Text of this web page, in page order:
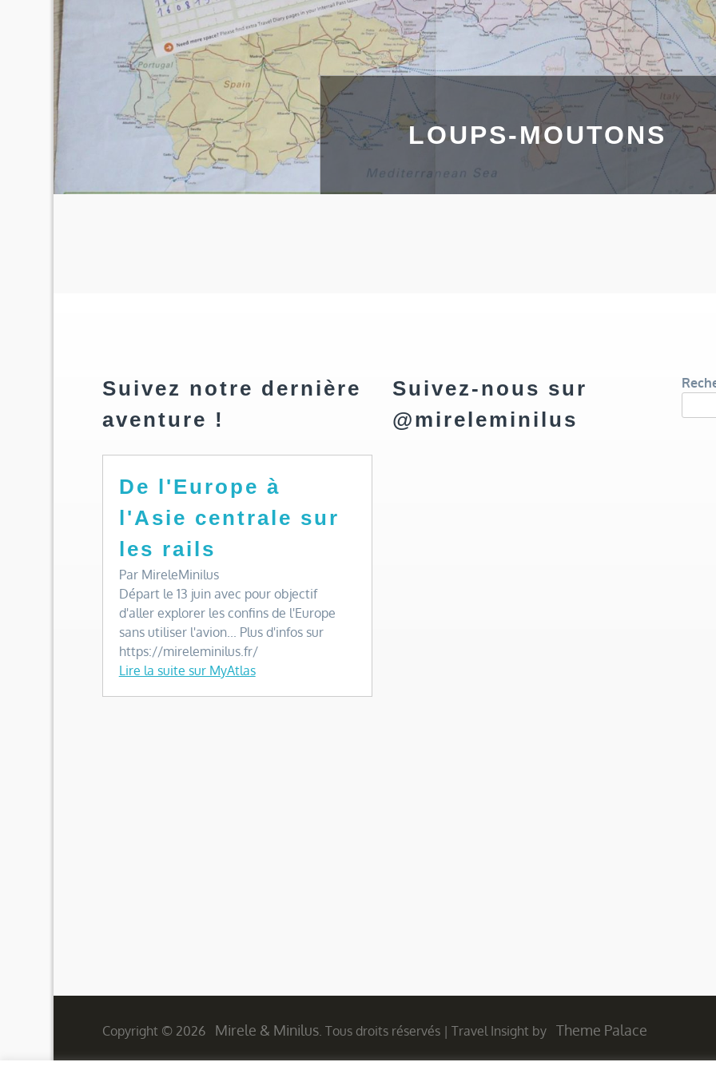
LOUPS-MOUTONS
Suivez notre dernière
aventure !
De l'Europe à
l'Asie centrale sur
les rails
Par MireleMinilus
Départ le 13 juin avec pour objectif
d'aller explorer les confins de l'Europe
sans utiliser l'avion... Plus d'infos sur
https://mireleminilus.fr/
Lire la suite sur MyAtlas
Suivez-nous sur
@mireleminilus
Copyright © 2026 Mirele & Minilus. Tous droits réservés | Travel Insight by Theme Palace